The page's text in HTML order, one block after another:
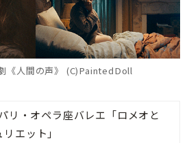
《人間の声》 (C)PaintedDoll
リ・オペラ座バレエ「ロメオと
リエット」